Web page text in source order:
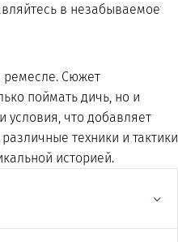
в незабываемое
ремесле. Сюжет
поймать дичь, но и
что добавляет
техники и тактики
историей.